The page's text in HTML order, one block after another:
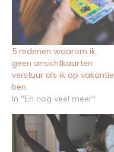
5 redenen waarom ik
geen ansichtkaarten
verstuur als ik op vakantie
ben
In "En nog veel meer"